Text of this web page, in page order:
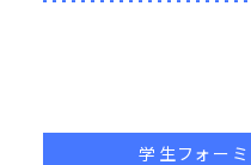
学生フォー